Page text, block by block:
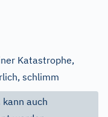
Katastrophe,
schlimm
kann auch